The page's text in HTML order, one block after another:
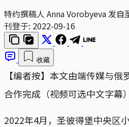
特约撰稿人 Anna Vorobyeva 发自
刊登于: 2022-09-16
收藏
【编者按】本文由端传媒与
合作完成（视频可选中文字幕
2022年4月，圣彼得堡中央区